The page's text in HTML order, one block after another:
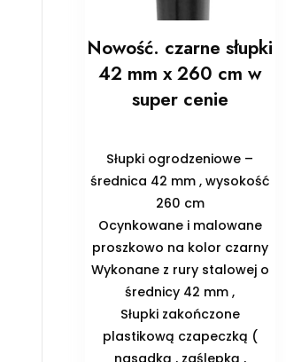
Nowość. czarne słupki
42 mm x 260 cm w
super cenie
Słupki ogrodzeniowe –
średnica 42 mm , wysokość
260 cm
Ocynkowane i malowane
proszkowo na kolor czarny
Wykonane z rury stalowej o
średnicy 42 mm ,
Słupki zakończone
plastikową czapeczką (
nasadką , zaślepką ,